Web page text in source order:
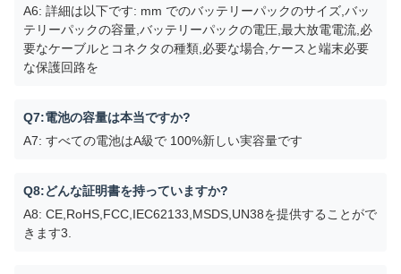
A6: 詳細は以下です: mm でのバッテリーパックのサイズ,バッ
テリーパックの容量,バッテリーパックの電圧,最大放電電流,必
要なケーブルとコネクタの種類,必要な場合,ケースと端末必要
な保護回路を
Q7:電池の容量は本当ですか?
A7: すべての電池はA級で 100%新しい実容量です
Q8:どんな証明書を持っていますか?
A8: CE,RoHS,FCC,IEC62133,MSDS,UN38を提供することがで
きます3.